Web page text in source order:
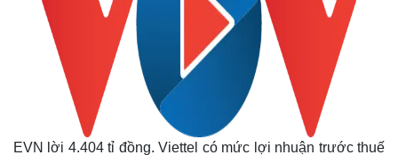
EVN lời 4.404 tỉ đồng. Viettel có mức lợi nhuận trước thuế